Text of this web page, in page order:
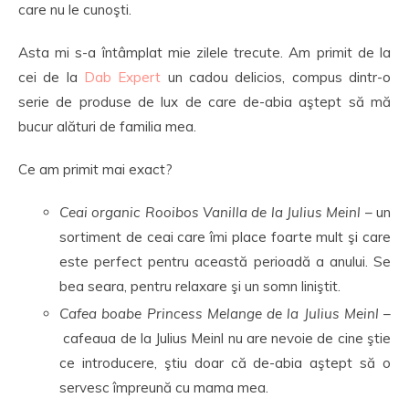
care nu le cunoşti.
Asta mi s-a întâmplat mie zilele trecute. Am primit de la
cei de la Dab Expert un cadou delicios, compus dintr-o
serie de produse de lux de care de-abia aştept să mă
bucur alături de familia mea.
Ce am primit mai exact?
Ceai organic Rooibos Vanilla de la Julius Meinl – un
sortiment de ceai care îmi place foarte mult şi care
este perfect pentru această perioadă a anului. Se
bea seara, pentru relaxare şi un somn liniştit.
Cafea boabe Princess Melange de la Julius Meinl –
cafeaua de la Julius Meinl nu are nevoie de cine ştie
ce introducere, ştiu doar că de-abia aştept să o
servesc împreună cu mama mea.